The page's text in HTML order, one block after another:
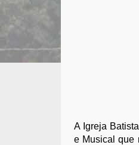
A Igreja
e Musical que